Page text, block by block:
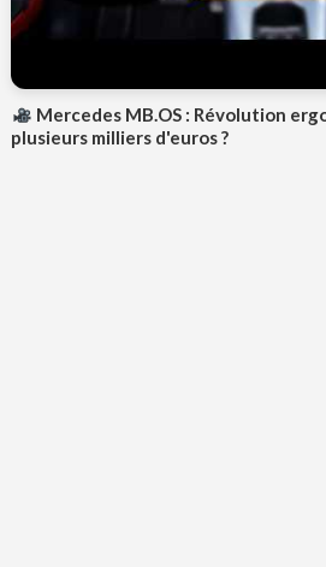
Mercedes MB.OS : Révolution
plusieurs milliers d'euros ?